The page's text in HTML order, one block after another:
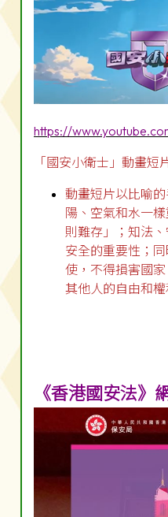
https://
「國安小衛士」動畫短
動畫短片以比喻
陽、空氣和水一
則難存」；知法
安全的重要性；
使，不得損害國
其他人的自由和權
《香港國安法》